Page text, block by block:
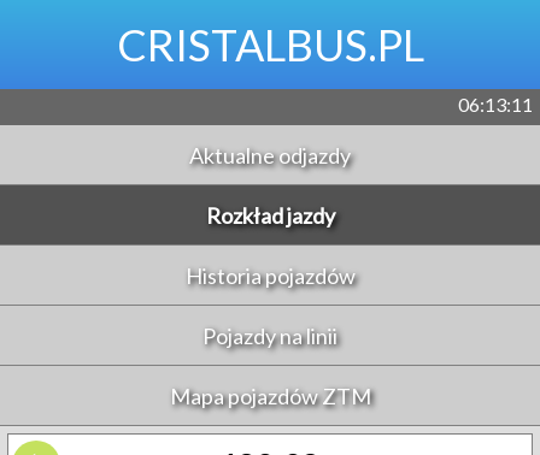
CRISTALBUS.PL
06:13:11
Aktualne odjazdy
Rozkład jazdy
Historia pojazdów
Pojazdy na linii
Mapa pojazdów ZTM